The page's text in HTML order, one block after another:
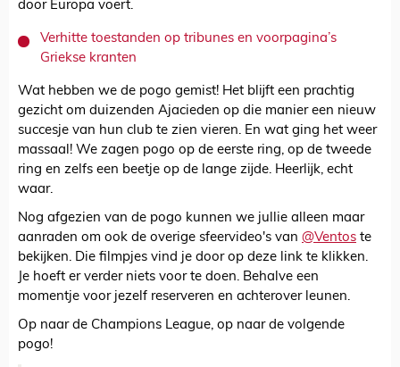
door Europa voert.
Verhitte toestanden op tribunes en voorpagina’s
Griekse kranten
Wat hebben we de pogo gemist! Het blijft een prachtig
gezicht om duizenden Ajacieden op die manier een nieuw
succesje van hun club te zien vieren. En wat ging het weer
massaal! We zagen pogo op de eerste ring, op de tweede
ring en zelfs een beetje op de lange zijde. Heerlijk, echt
waar.
Nog afgezien van de pogo kunnen we jullie alleen maar
aanraden om ook de overige sfeervideo's van @Ventos te
bekijken. Die filmpjes vind je door op deze link te klikken.
Je hoeft er verder niets voor te doen. Behalve een
momentje voor jezelf reserveren en achterover leunen.
Op naar de Champions League, op naar de volgende
pogo!